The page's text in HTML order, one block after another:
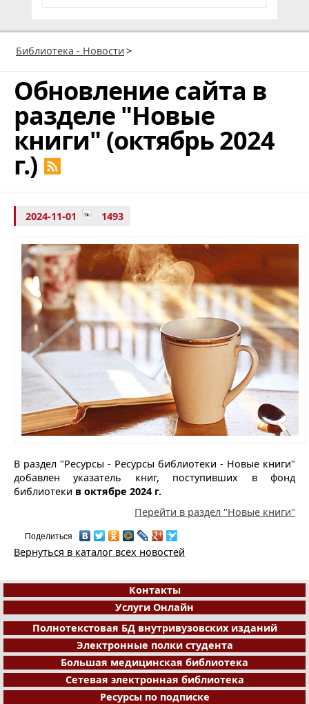
Библиотека - Новости >
Обновление сайта в
разделе "Новые
книги" (октябрь 2024
г.)
2024-11-01 1493
В раздел "Ресурсы - Ресурсы библиотеки - Новые книги"
добавлен указатель книг, поступивших в фонд
библиотеки в октябре 2024 г.
Перейти в раздел "Новые книги"
Поделиться
Вернуться в каталог всех новостей
Контакты
Услуги Онлайн
Полнотекстовая БД внутривузовских изданий
Электронные полки студента
Большая медицинская библиотека
Сетевая электронная библиотека
Ресурсы по подписке